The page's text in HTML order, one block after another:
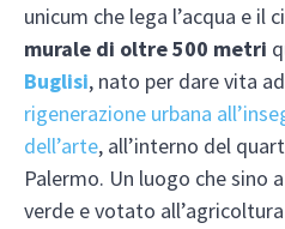
unicum che lega l’acqua e il
murale di oltre 500 metri
Buglisi, nato per dare vita
rigenerazione urbana
dell’arte, all’interno del
Palermo. Un luogo che sino
verde e votato